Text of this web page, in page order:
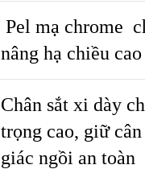
Pel mạ chrome
nâng hạ chiều cao
Chân sắt xi dày
trọng cao, giữ
giác ngồi an toàn